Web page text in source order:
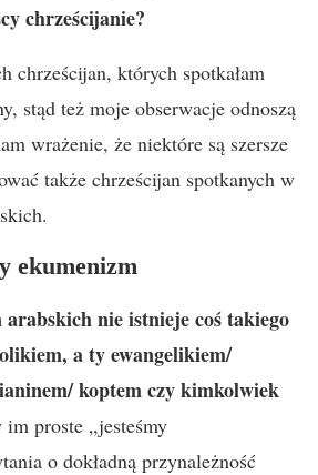
chrześcijanie?
chrześcijan, których spotkałam
stąd też moje obserwacje odnoszą
wrażenie, że niektóre są szersze
także chrześcijan spotkanych w
ekumenizm
nie istnieje coś takiego
a ty ewangelikiem/
koptem czy kimkolwiek
im proste „jesteśmy
o dokładną przynależność